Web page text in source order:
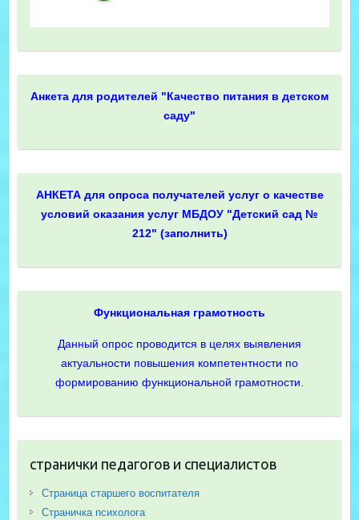
Анкета для родителей "Качество питания в детском
саду"
АНКЕТА для опроса получателей услуг о качестве
условий оказания услуг МБДОУ "Детский сад №
212" (заполнить)
Функциональная грамотность
Данный опрос проводится в целях выявления
актуальности повышения компетентности по
формированию функциональной грамотности.
странички педагогов и специалистов
Страница старшего воспитателя
Страничка психолога